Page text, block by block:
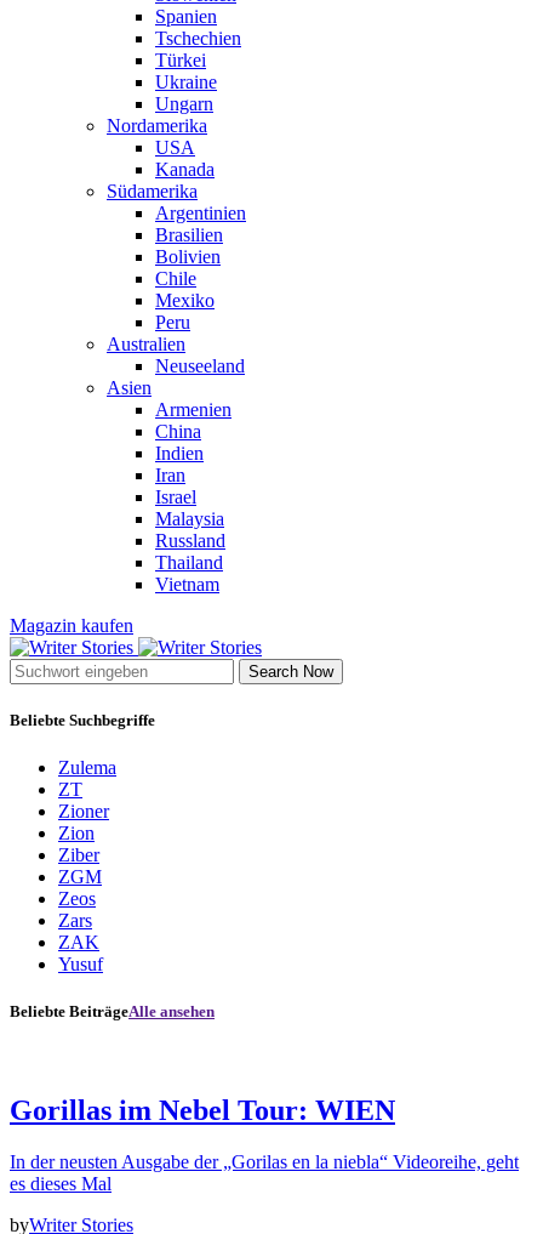
Spanien
Tschechien
Türkei
Ukraine
Ungarn
Nordamerika
USA
Kanada
Südamerika
Argentinien
Brasilien
Bolivien
Chile
Mexiko
Peru
Australien
Neuseeland
Asien
Armenien
China
Indien
Iran
Israel
Malaysia
Russland
Thailand
Vietnam
Magazin kaufen
Search Now
Beliebte Suchbegriffe
Zulema
ZT
Zioner
Zion
Ziber
ZGM
Zeos
Zars
ZAK
Yusuf
Beliebte BeiträgeAlle ansehen
Gorillas im Nebel Tour: WIEN
In der neusten Ausgabe der „Gorilas en la niebla“ Videoreihe, geht
es dieses Mal
byWriter Stories